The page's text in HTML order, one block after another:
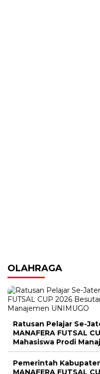
OLAHRAGA
Ratusan Pelajar Se-
MANAFERA FUTSAL
Mahasiswa Prodi
Pemerintah
MANAFERA FUTSAL